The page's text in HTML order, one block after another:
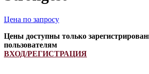
Цена по запросу
Цены доступны только
пользователям
ВХОД/РЕГИСТРАЦИЯ